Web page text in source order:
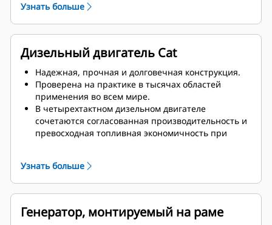
характеристикам.
Узнать больше
Дизельный двигатель Cat
Надежная, прочная и долговечная конструкция.
Проверена на практике в тысячах областей
применения во всем мире.
В четырехтактном дизельном двигателе
сочетаются согласованная производительность и
превосходная топливная экономичность при
Узнать больше
Генератор, монтируемый на раме